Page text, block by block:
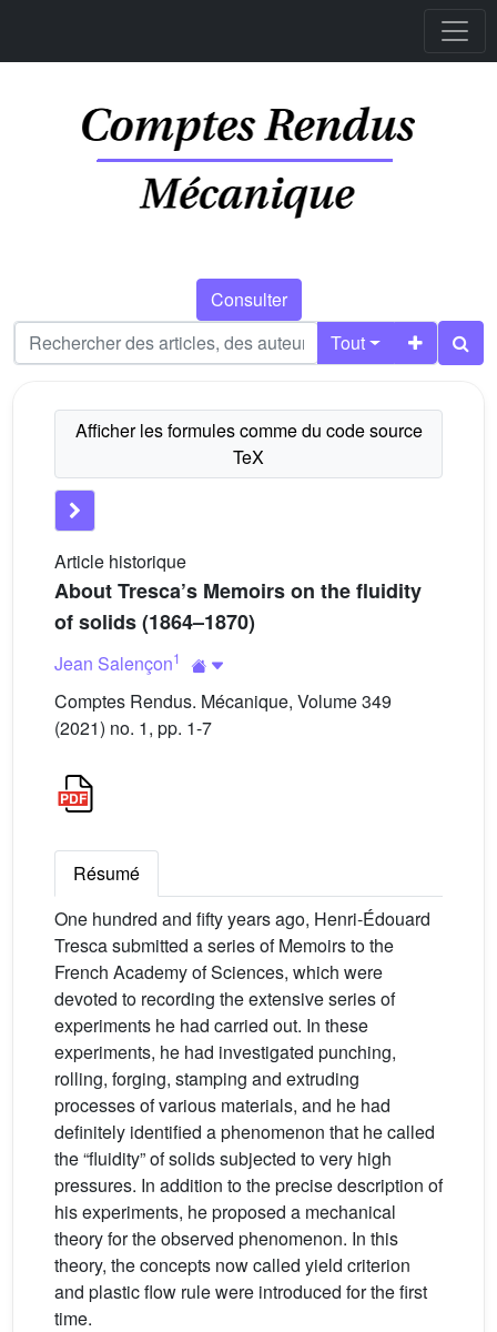
Consulter
Tout
Article historique
About Tresca’s Memoirs on the fluidity
of solids (1864–1870)
Jean Salençon1
Comptes Rendus. Mécanique, Volume 349
(2021) no. 1, pp. 1-7
Résumé
One hundred and fifty years ago, Henri-Édouard
Tresca submitted a series of Memoirs to the
French Academy of Sciences, which were
devoted to recording the extensive series of
experiments he had carried out. In these
experiments, he had investigated punching,
rolling, forging, stamping and extruding
processes of various materials, and he had
definitely identified a phenomenon that he called
the “fluidity” of solids subjected to very high
pressures. In addition to the precise description of
his experiments, he proposed a mechanical
theory for the observed phenomenon. In this
theory, the concepts now called yield criterion
and plastic flow rule were introduced for the first
time.